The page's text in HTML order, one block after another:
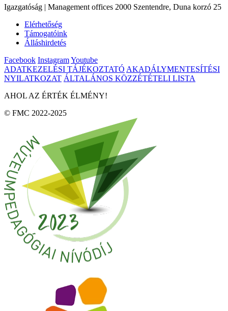
Igazgatóság | Management offices 2000 Szentendre, Duna korzó 25
Elérhetőség
Támogatóink
Álláshirdetés
Facebook InstagramYoutube
ADATKEZELÉSI TÁJÉKOZTATÓ AKADÁLYMENTESÍTÉSI
NYILATKOZAT ÁLTALÁNOS KÖZZÉTÉTELI LISTA
AHOL AZ ÉRTÉK ÉLMÉNY!
© FMC 2022-2025